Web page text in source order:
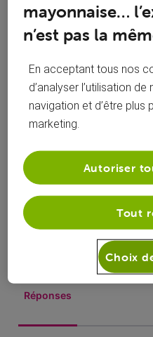
0
COMMENTAIRE
Réponses
mayonnaise…
n’est pas la
En acceptant tous nos
d’analyser l’utilisation
navigation et d’être plus
marketing.
Tout
Autoriser
Choix